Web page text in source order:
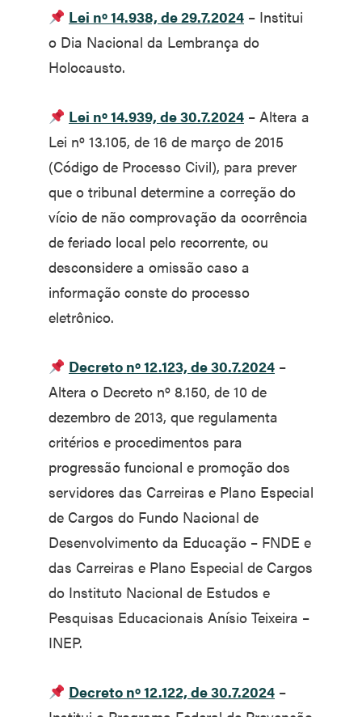
Lei nº 14.938, de 29.7.2024 – Institui
o Dia Nacional da Lembrança do
Holocausto.
Lei nº 14.939, de 30.7.2024 – Altera a
Lei nº 13.105, de 16 de março de 2015
(Código de Processo Civil), para prever
que o tribunal determine a correção do
vício de não comprovação da ocorrência
de feriado local pelo recorrente, ou
desconsidere a omissão caso a
informação conste do processo
eletrônico.
Decreto nº 12.123, de 30.7.2024 –
Altera o Decreto nº 8.150, de 10 de
dezembro de 2013, que regulamenta
critérios e procedimentos para
progressão funcional e promoção dos
servidores das Carreiras e Plano Especial
de Cargos do Fundo Nacional de
Desenvolvimento da Educação – FNDE e
das Carreiras e Plano Especial de Cargos
do Instituto Nacional de Estudos e
Pesquisas Educacionais Anísio Teixeira –
INEP.
Decreto nº 12.122, de 30.7.2024 –